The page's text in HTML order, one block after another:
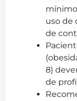
uso de
de
8)
de